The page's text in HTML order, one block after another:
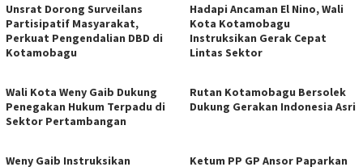
Unsrat Dorong Surveilans
Partisipatif Masyarakat,
Perkuat Pengendalian DBD di
Kotamobagu
Hadapi Ancaman El Nino, Wali
Kota Kotamobagu
Instruksikan Gerak Cepat
Lintas Sektor
Wali Kota Weny Gaib Dukung
Penegakan Hukum Terpadu di
Sektor Pertambangan
Rutan Kotamobagu Bersolek
Dukung Gerakan Indonesia Asri
Weny Gaib Instruksikan
Ketum PP GP Ansor Paparkan